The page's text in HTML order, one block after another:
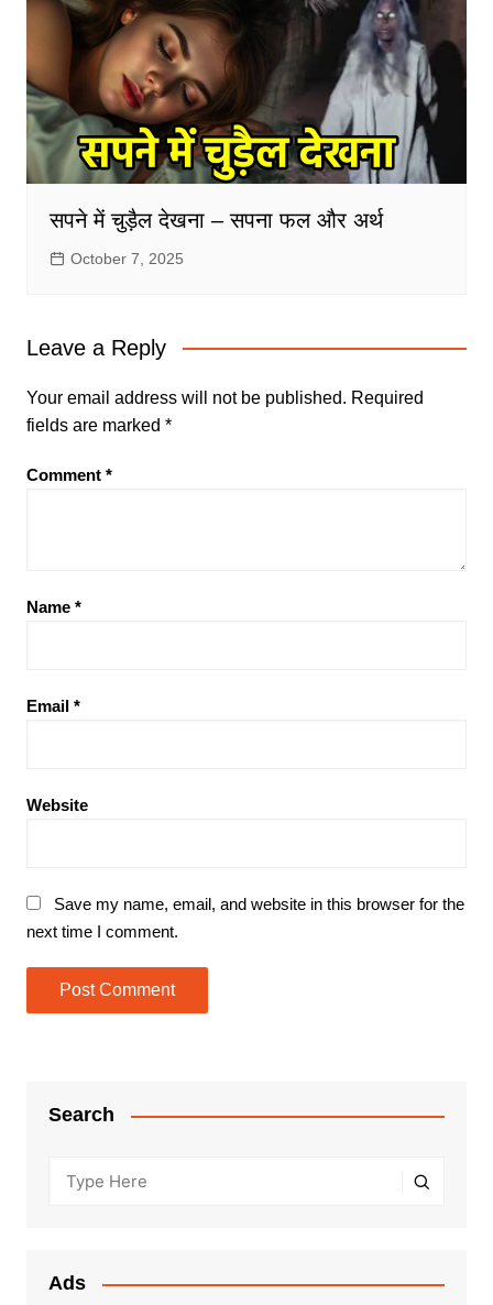
सपने में चुड़ैल देखना – सपना फल और अर्थ
October 7, 2025
Leave a Reply
Your email address will not be published. Required
fields are marked *
Comment *
Name *
Email *
Website
Save my name, email, and website in this browser for the
next time I comment.
Search
Ads